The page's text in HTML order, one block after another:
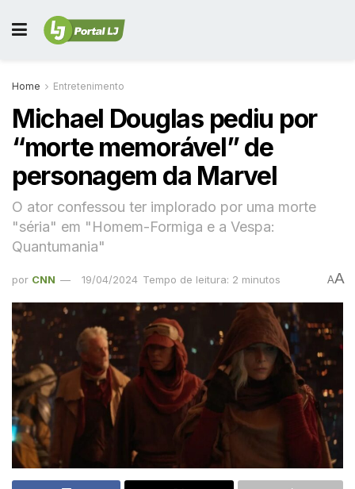
Home Entretenimento
Michael Douglas pediu por
“morte memorável” de
personagem da Marvel
O ator confessou ter implorado por uma morte
"séria" em "Homem-Formiga e a Vespa:
Quantumania"
por CNN 19/04/2024 Tempo de leitura: 2 minutos AA